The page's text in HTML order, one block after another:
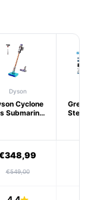
Dyson
Cyclone
Submarine -
€549,00